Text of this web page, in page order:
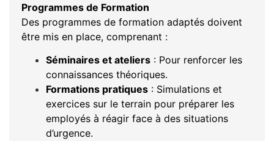
Programmes de Formation
Des programmes de formation adaptés doivent
être mis en place, comprenant :
Séminaires et ateliers : Pour renforcer les
connaissances théoriques.
Formations pratiques : Simulations et
exercices sur le terrain pour préparer les
employés à réagir face à des situations
d’urgence.